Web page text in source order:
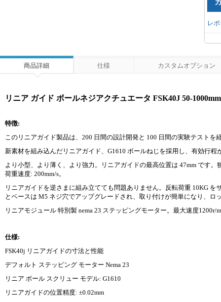
レ
商品詳細 仕様 カスタムオプション
リニア ガイド ボールネジアクチュエータ FSK40J 50-
特徴:
このリニアガイド製品は、200 日間の設計開発と 100 日間の実験テスト
新素材を組み込んだリニアガイド、G1610 ボールねじを採用し、有効行
より小型、より薄く、より強力。リニアガイドの最高位置は 47mm です
荷重速度: 200mm/s。
リニアガイドを逆さまに組み立てても問題ありません。反転荷重 10KG
とベースは M5 ネジ穴でアップグレードされ、取り付けが簡単になり、ロ
リニアモジュール 特別製 nema 23 ステッピングモーター。最大速度
仕様:
FSK40j リニアガイドの寸法と性能
デフォルト ステッピング モーター Nema 23
リニア ボール スクリュー モデル: G1610
リニアガイドの位置精度: ±0.02mm